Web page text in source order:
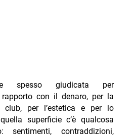
spesso giudicata per
rapporto con il denaro, per la
per l’estetica e per lo
superficie c’è qualcosa
contraddizioni,